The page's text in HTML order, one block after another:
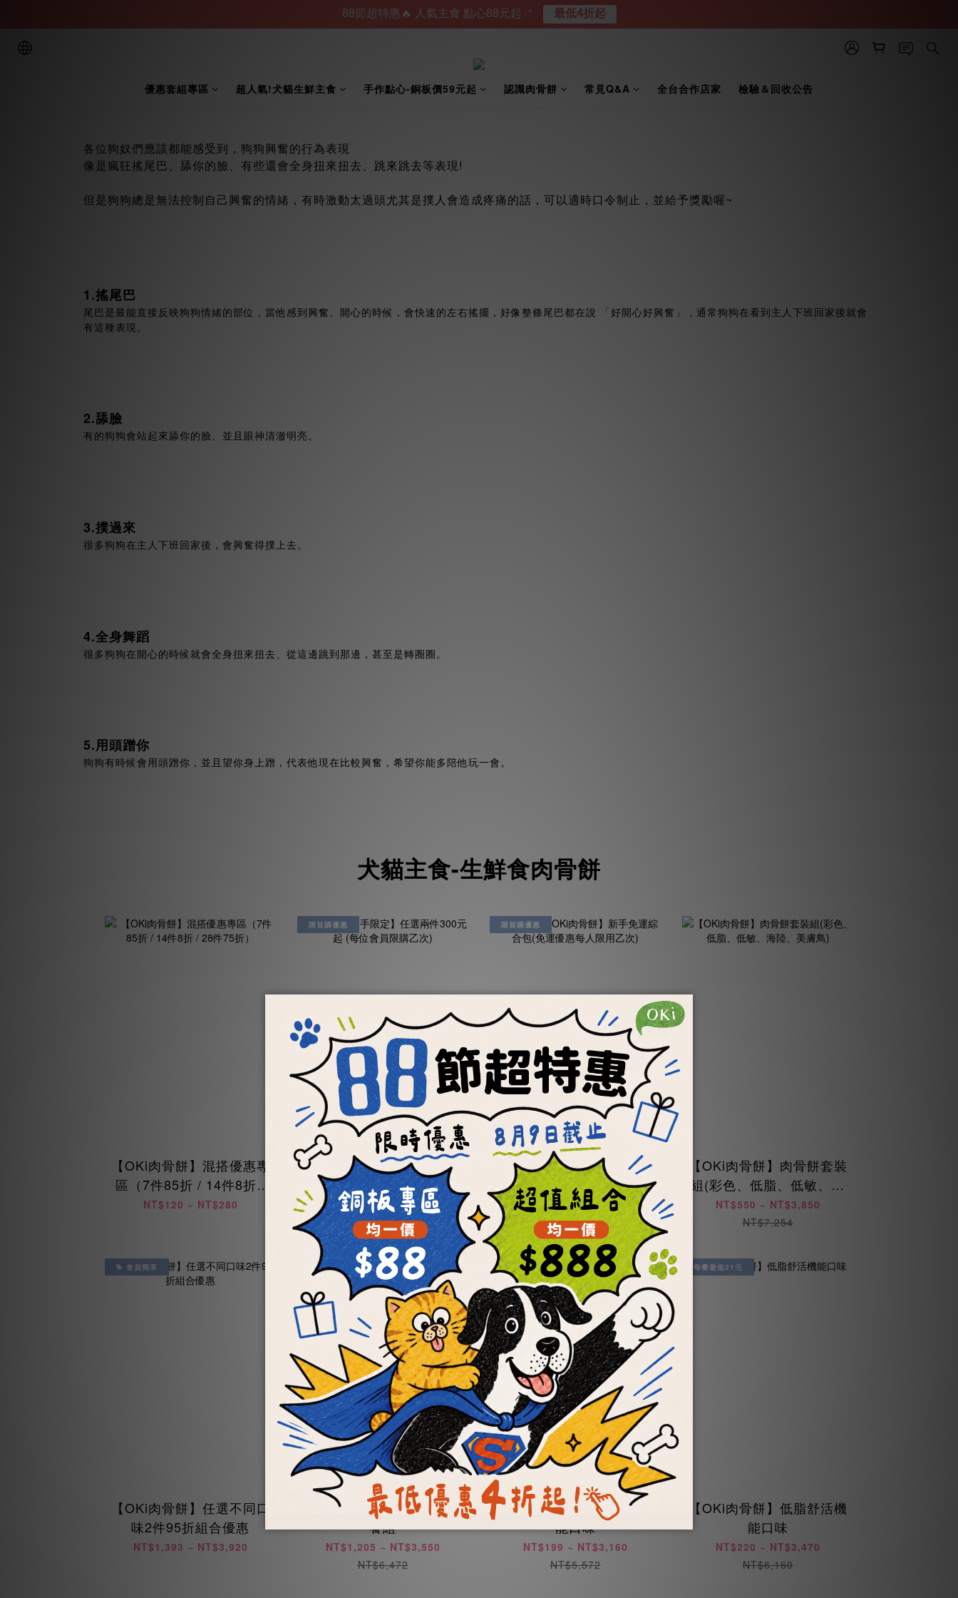
優惠套組專區 超人氣!犬貓生鮮主食 手作點心-銅板價59元起 認識肉骨餅 常見Q&A 全台合作店家 檢驗＆回收公告
各位狗奴們應該都能感受到，狗狗興奮的行為表現
像是瘋狂搖尾巴、舔你的臉、有些還會全身扭來扭去、跳來跳去等表現!
但是狗狗總是無法控制自己興奮的情緒，有時激動太過頭尤其是撲人會造成疼痛的話，可以適時口令制止，並給予獎勵喔~
1.搖尾巴
尾巴是最能直接反映狗狗情緒的部位，當他感到興奮、開心的時候，會快速的左右搖擺，好像整條尾巴都在說 「好開心好興奮」，通常狗狗在看到主人下班回家後就會
有這種表現。
2.舔臉
有的狗狗會站起來舔你的臉、並且眼神清澈明亮。
3.撲過來
很多狗狗在主人下班回家後，會興奮得撲上去。
4.全身舞蹈
很多狗狗在開心的時候就會全身扭來扭去、從這邊跳到那邊，甚至是轉圈圈。
5.用頭蹭你
狗狗有時候會用頭蹭你，並且望你身上蹭，代表他現在比較興奮，希望你能多陪他玩一會。
犬貓主食-生鮮食肉骨餅
【OKi肉骨餅】混搭優惠專
區（7件85折 / 14件8折 /
28件75折）
NT$120 ~ NT$280
限首購優惠
【肉骨餅新手限定】任選
兩件300元起 (每位會員限
購乙次)
NT$300 ~ NT$400
NT$560
限首購優惠
✦冷凍✦【OKi肉骨餅】新
手免運綜合包(免運優惠每
人限用乙次)
NT$699
NT$1,008
【OKi肉骨餅】肉骨餅套裝
組(彩色、低脂、低敏、海
陸、美膚鳥)
NT$550 ~ NT$3,850
NT$7,254
會員獨享
【OKi肉骨餅】任選不同口
味2件95折組合優惠
NT$1,393 ~ NT$3,920
會員獨享
【OKi肉骨餅】滿漢全席套
餐組
NT$1,205 ~ NT$3,550
NT$6,472
每顆最低19元
【OKi肉骨餅】彩色均衡機
能口味
NT$199 ~ NT$3,160
NT$5,572
每餐最低21元
【OKi肉骨餅】低脂舒活機
能口味
NT$220 ~ NT$3,470
NT$6,160
88節超特惠🔥 人氣主食 點心88元起↗︎ 最低4折起